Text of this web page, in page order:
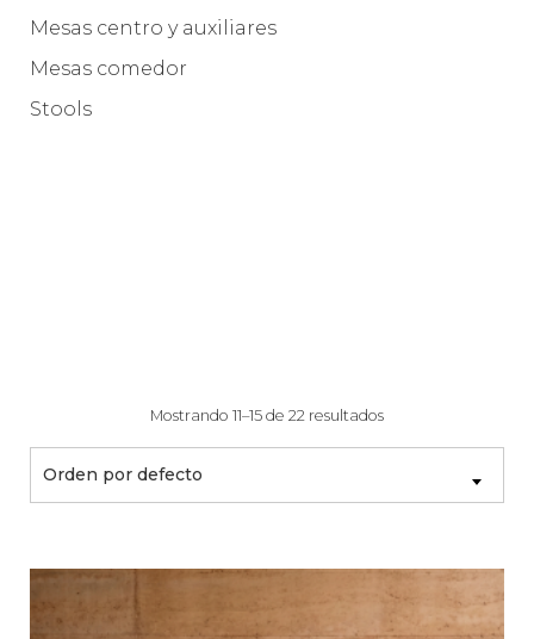
Mesas centro y auxiliares
Mesas comedor
Stools
Mostrando 11–15 de 22 resultados
Orden por defecto